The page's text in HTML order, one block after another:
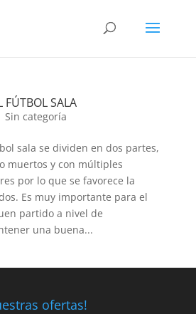
FÚTBOL SALA
Sin categoría
sala se dividen en dos partes,
muertos y con múltiples
por lo que se favorece la
Es muy importante para el
partido a nivel de
una buena...
ofertas!